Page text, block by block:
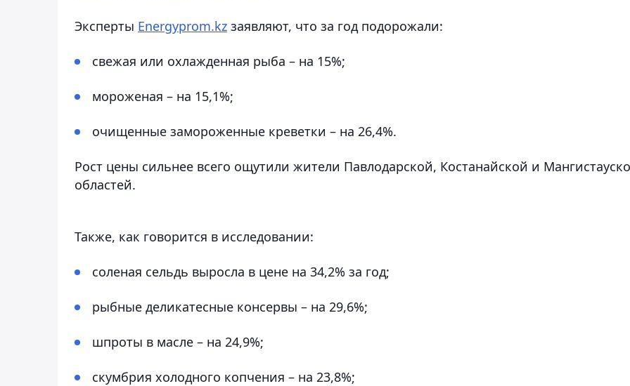
Эксперты Energyprom.kz заявляют, что за год подорожали:
свежая или охлажденная рыба – на 15%;
мороженая – на 15,1%;
очищенные замороженные креветки – на 26,4%.
Рост цены сильнее всего ощутили жители Павлодарской, Костанайской и
областей.
Также, как говорится в исследовании:
соленая сельдь выросла в цене на 34,2% за год;
рыбные деликатесные консервы – на 29,6%;
шпроты в масле – на 24,9%;
скумбрия холодного копчения – на 23,8%;